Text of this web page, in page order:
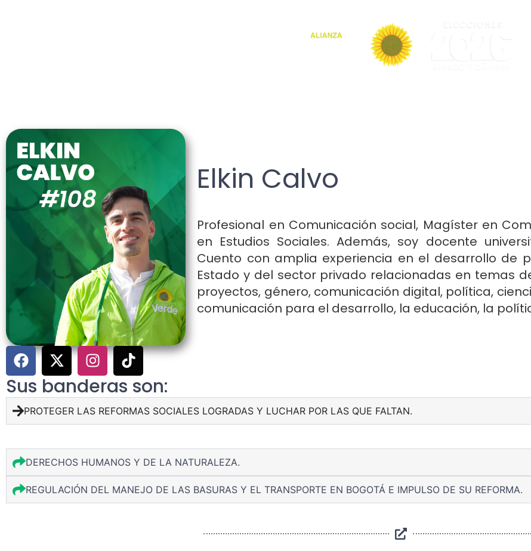
Elkin Calvo
Profesional en Comunicación social, Magíster en
en Estudios Sociales. Además, soy docente
Cuento con amplia experiencia en el desarrollo de
Estado y del sector privado relacionadas en temas
proyectos, género, comunicación digital, política,
comunicación para el desarrollo, la educación, la
Sus banderas son:
PROTEGER LAS REFORMAS SOCIALES LOGRADAS Y LUCHAR POR LAS QUE FALTAN.
DERECHOS HUMANOS Y DE LA NATURALEZA.
REGULACIÓN DEL MANEJO DE LAS BASURAS Y EL TRANSPORTE EN BOGOTÁ E IMPULSO DE SU REFORMA.